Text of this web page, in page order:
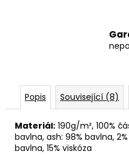
Popis Související (8)
Materiál: 190g/m², 100%
bavlna, ash: 98% bavlna,
bavlna, 15% viskóza